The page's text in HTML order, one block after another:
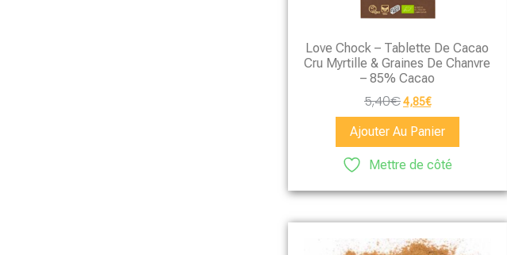
Love Chock – Tablette De Cacao
Cru Myrtille & Graines De Chanvre
– 85% Cacao
5,40€4,85€
Ajouter Au Panier
Mettre de côté